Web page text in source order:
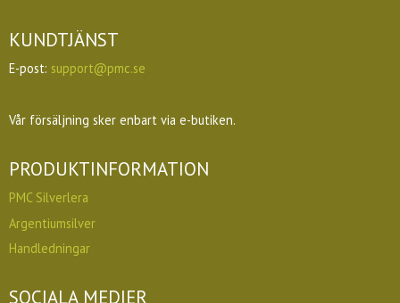
KUNDTJÄNST
E-post: support@pmc.se
Vår försäljning sker enbart via e-butiken.
PRODUKTINFORMATION
PMC Silverlera
Argentiumsilver
Handledningar
SOCIALA MEDIER